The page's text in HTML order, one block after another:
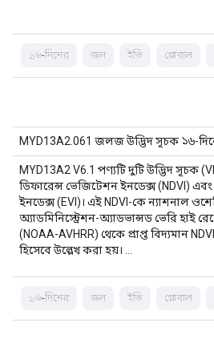
১৬-দিনের জল ইভি গ্লোবাল
MYD13A2.061 জলজ উদ্ভিদ সূচক ১৬-
MYD13A2 V6.1 পণ্যটি দুটি উদ্ভিদ সূচক
ডিফারেন্স ভেজিটেশন ইনডেক্স (NDVI)
ইনডেক্স (EVI)। এই NDVI-কে ন্যাশনাল
অ্যাডমিনিস্ট্রেশন-অ্যাডভান্সড ভেরি হাই
(NOAA-AVHRR) থেকে প্রাপ্ত বিদ্যমান
হিসেবে উল্লেখ করা হয়। …
১৬-দিনের জল ইভি গ্লোবাল